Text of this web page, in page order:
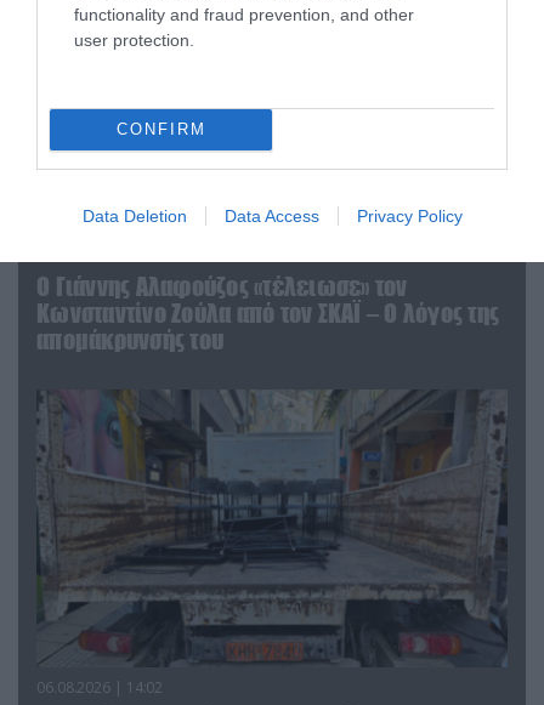
functionality and fraud prevention, and other
user protection.
CONFIRM
Data Deletion Data Access Privacy Policy
Ο Γιάννης Αλαφούζος «τέλειωσε» τον
Κωνσταντίνο Ζούλα από τον ΣΚΑΪ – Ο λόγος της
απομάκρυνσής του
06.08.2026 | 14:02